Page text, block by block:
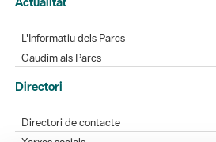
L'Informatiu dels Parcs
Gaudim als Parcs
Directori
Directori de contacte